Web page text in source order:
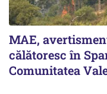
MAE,
călătoresc în
Comunitatea